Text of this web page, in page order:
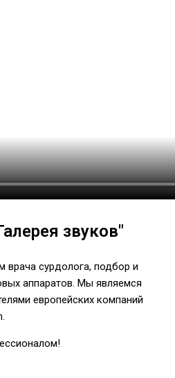
звуков"
врача сурдолога, подбор и
аппаратов. Мы являемся
европейских компаний